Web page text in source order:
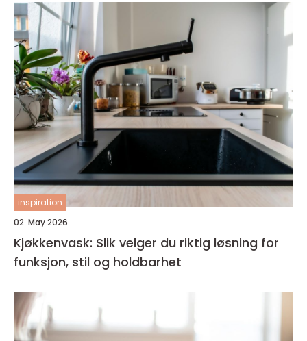
inspiration
02. May 2026
Kjøkkenvask: Slik velger du riktig løsning for
funksjon, stil og holdbarhet